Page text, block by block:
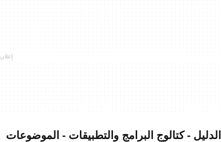
الدليل - كتالوج البرامج والتطبيقات - الموضوعات